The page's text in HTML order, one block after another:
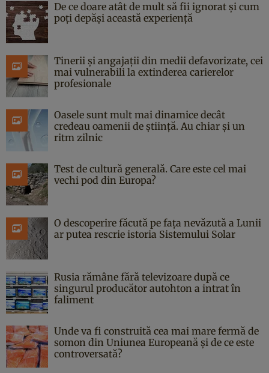
De ce doare atât de mult să fii ignorat și cum
poți depăși această experiență
Tinerii și angajații din medii defavorizate, cei
mai vulnerabili la extinderea carierelor
profesionale
Oasele sunt mult mai dinamice decât
credeau oamenii de știință. Au chiar și un
ritm zilnic
Test de cultură generală. Care este cel mai
vechi pod din Europa?
O descoperire făcută pe fața nevăzută a Lunii
ar putea rescrie istoria Sistemului Solar
Rusia rămâne fără televizoare după ce
singurul producător autohton a intrat în
faliment
Unde va fi construită cea mai mare fermă de
somon din Uniunea Europeană și de ce este
controversată?